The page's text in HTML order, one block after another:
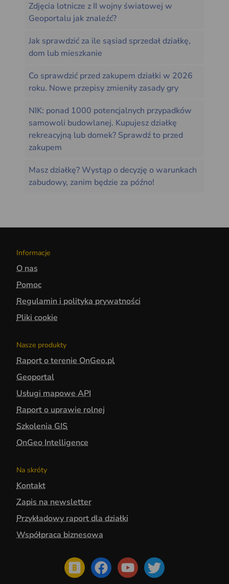
Zdjęcia lotnicze z II wojny światowej w
Geoportalu jak znaleźć?
Jak sprawdzić za ile sąsiad sprzedał działkę,
dom lub mieszkanie
Co sprawdzić przed zakupem działki w 2026
roku. Nowe przepisy zmieniły zasady gry
NIK: ponad 1000 potencjalnych przypadków
samowoli budowlanej. Kupujesz działkę
rekreacyjną lub domek? Sprawdź to przed
zakupem
Masz działkę? Wystąp o decyzję o warunkach
zabudowy, zanim będzie za późno!
Informacje
O nas
Pomoc
Regulamin i polityka prywatności
Pliki cookie
Nasze produkty
Raport o terenie OnGeo.pl
Geoportal
Usługi mapowe API
Raport o uprawie rolnej
Szkolenia GIS
OnGeo Intelligence
Na skróty
Kontakt
Zapis na newsletter
Przykładowy raport dla działki
Współpraca biznesowa